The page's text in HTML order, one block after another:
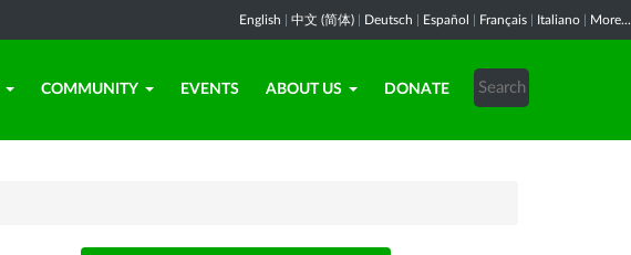
English 中文 (简体) Deutsch Español Français Italiano More...
COMMUNITY EVENTS ABOUT US DONATE